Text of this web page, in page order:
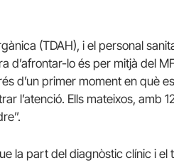
(TDAH), i el personal
d’afrontar-lo és per mitjà del
d’un primer moment en què
l’atenció. Ells mateixos, amb
la part del diagnòstic clínic i